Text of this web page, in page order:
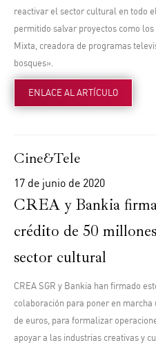
reactivar el sector cultural en todo
permitido salvar proyectos como
Mixta, creadora de programas
bosques».
ENLACE AL ARTÍCULO
Cine&Tele
17 de junio de 2020
CREA y Bankia
crédito de 50
sector cultural
CREA SGR y Bankia han firmado
colaboración para poner en marcha
de euros , para formalizar
apoyar a las industrias creativas y